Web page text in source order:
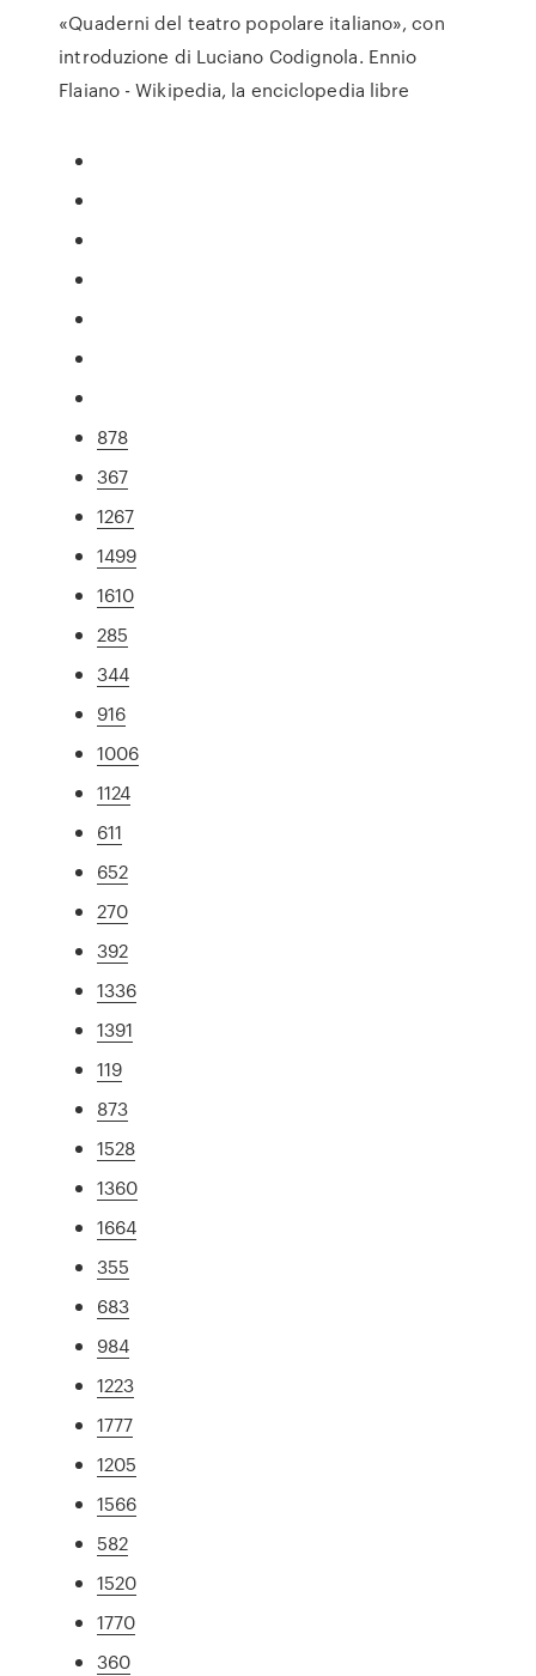
«Quaderni del teatro popolare italiano», con
introduzione di Luciano Codignola. Ennio
Flaiano - Wikipedia, la enciclopedia libre
878
367
1267
1499
1610
285
344
916
1006
1124
611
652
270
392
1336
1391
119
873
1528
1360
1664
355
683
984
1223
1777
1205
1566
582
1520
1770
360